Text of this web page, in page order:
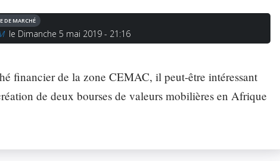
DE MARCHÉ
le Dimanche 5 mai 2019 - 21:16
financier de la zone CEMAC, il peut-être intéressant
de deux bourses de valeurs mobilières en Afrique